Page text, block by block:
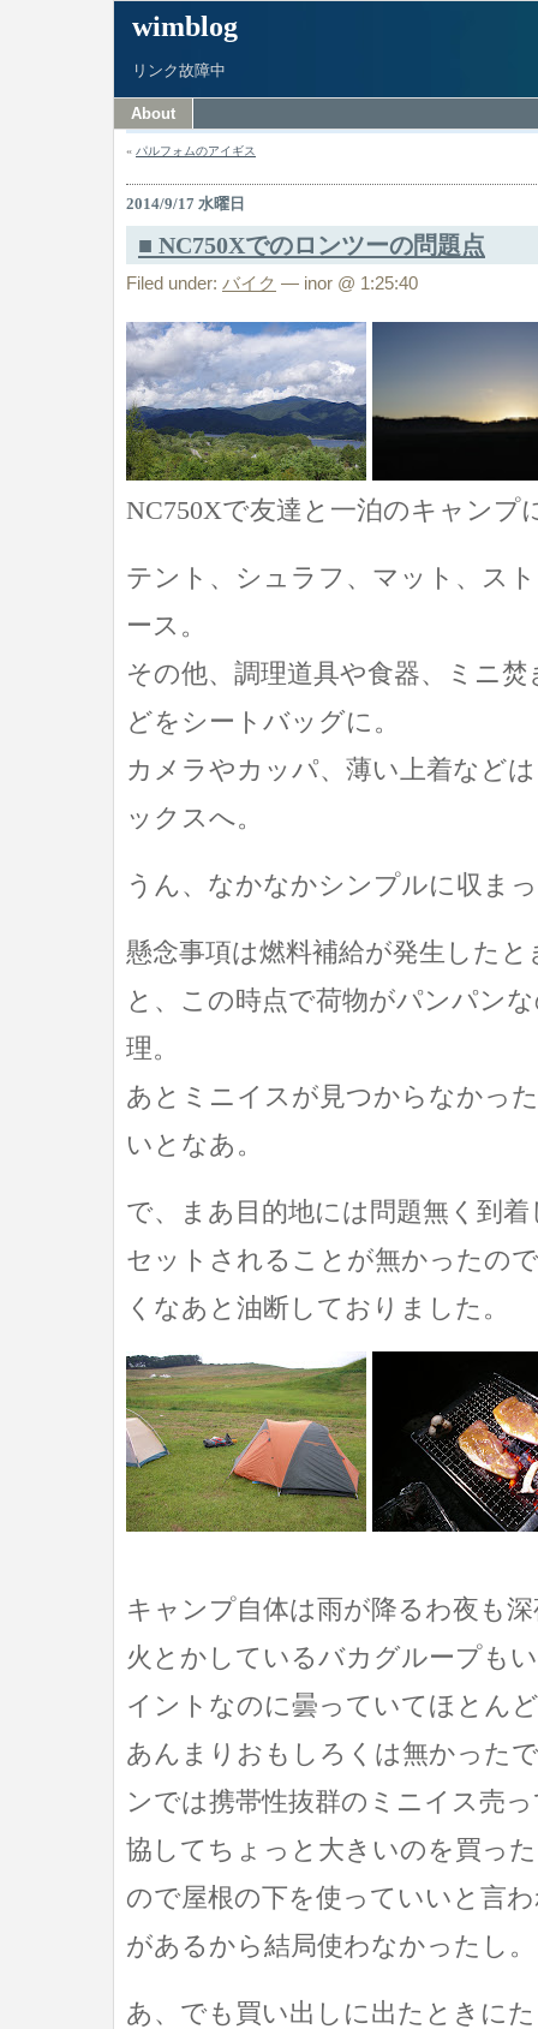
wimblog
リンク故障中
About
« パルフォムのアイギス
2014/9/17 水曜日
■ NC750Xでのロンツーの問題点
Filed under: バイク — inor @ 1:25:40
NC750Xで友達と一泊のキャンプ
テント、シュラフ、マット、ス
ース。
その他、調理道具や食器、ミニ
どをシートバッグに。
カメラやカッパ、薄い上着など
ックスへ。
うん、なかなかシンプルに収ま
懸念事項は燃料補給が発生した
と、この時点で荷物がパンパン
理。
あとミニイスが見つからなかっ
いとなあ。
で、まあ目的地には問題無く到
セットされることが無かったの
くなあと油断しておりました。
キャンプ自体は雨が降るわ夜も
火とかしているバカグループも
イントなのに曇っていてほとん
あんまりおもしろくは無かった
ンでは携帯性抜群のミニイス売
協してちょっと大きいのを買っ
ので屋根の下を使っていいと言
があるから結局使わなかったし。
あ、でも買い出しに出たときに